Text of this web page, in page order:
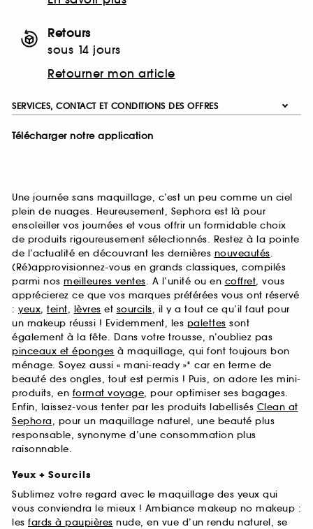
Retours
sous 14 jours
Retourner mon article
SERVICES, CONTACT ET CONDITIONS DES OFFRES
Télécharger notre application
Une journée sans maquillage, c’est un peu comme un ciel
plein de nuages. Heureusement, Sephora est là pour
ensoleiller vos journées et vous offrir un formidable choix
de produits rigoureusement sélectionnés. Restez à la pointe
de l’actualité en découvrant les dernières nouveautés.
(Ré)approvisionnez-vous en grands classiques, compilés
parmi nos meilleures ventes. A l’unité ou en coffret, vous
apprécierez ce que vos marques préférées vous ont réservé
: yeux, teint, lèvres et sourcils, il y a tout ce qu’il faut pour
un makeup réussi ! Evidemment, les palettes sont
également à la fête. Dans votre trousse, n’oubliez pas
pinceaux et éponges à maquillage, qui font toujours bon
ménage. Soyez aussi « mani-ready »* car en terme de
beauté des ongles, tout est permis ! Puis, on adore les mini-
produits, en format voyage, pour optimiser ses bagages.
Enfin, laissez-vous tenter par les produits labellisés Clean at
Sephora, pour un maquillage naturel, une beauté plus
responsable, synonyme d’une consommation plus
raisonnable.
Yeux + Sourcils
Sublimez votre regard avec le maquillage des yeux qui
vous conviendra le mieux ! Ambiance makeup no makeup :
les fards à paupières nude, en vue d’un rendu naturel, se